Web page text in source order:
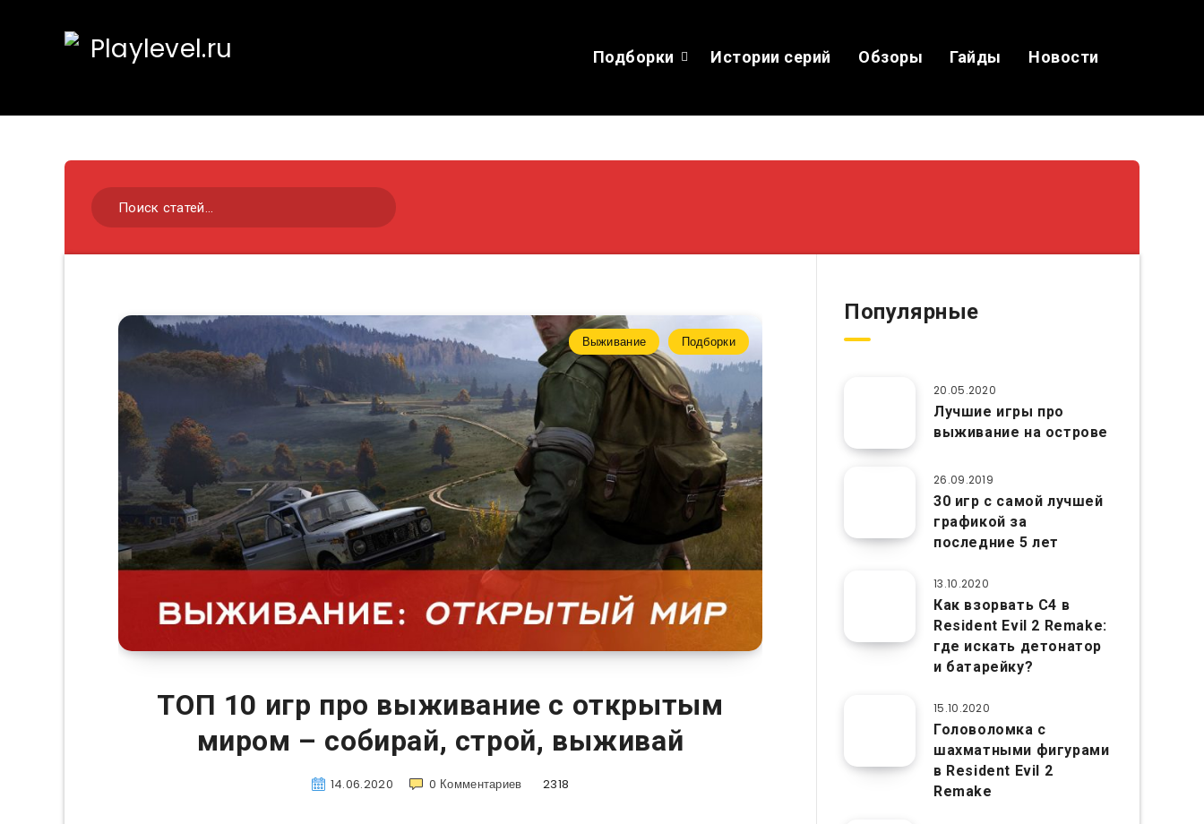
Подборки Истории серий Обзоры Гайды Новости
Выживание Подборки
ТОП 10 игр про выживание с открытым
миром – собирай, строй, выживай
14.06.2020 0 Комментариев 2318
Популярные
20.05.2020
Лучшие игры про
выживание на острове
26.09.2019
30 игр с самой лучшей
графикой за
последние 5 лет
13.10.2020
Как взорвать C4 в
Resident Evil 2 Remake:
где искать детонатор
и батарейку?
15.10.2020
Головоломка с
шахматными фигурами
в Resident Evil 2
Remake